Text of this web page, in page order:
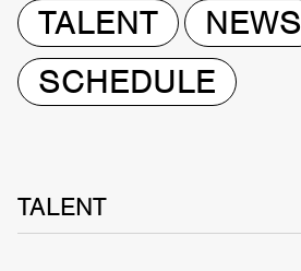
TALENT
NEWS
SCHEDULE
TALENT